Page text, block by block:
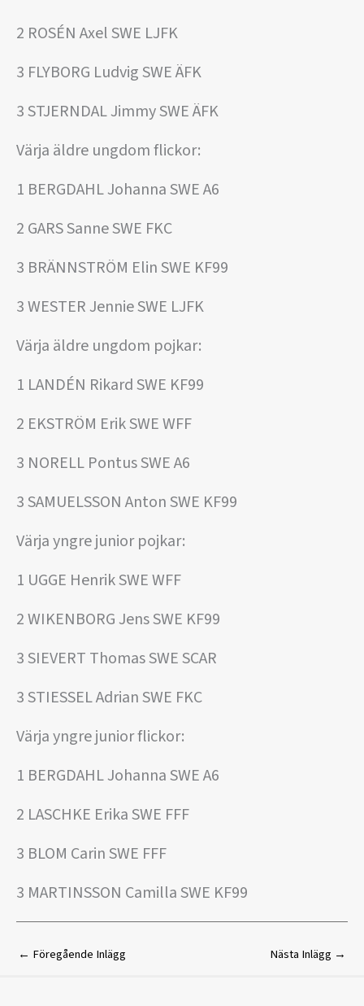
2 ROSÉN Axel SWE LJFK
3 FLYBORG Ludvig SWE ÄFK
3 STJERNDAL Jimmy SWE ÄFK
Värja äldre ungdom flickor:
1 BERGDAHL Johanna SWE A6
2 GARS Sanne SWE FKC
3 BRÄNNSTRÖM Elin SWE KF99
3 WESTER Jennie SWE LJFK
Värja äldre ungdom pojkar:
1 LANDÉN Rikard SWE KF99
2 EKSTRÖM Erik SWE WFF
3 NORELL Pontus SWE A6
3 SAMUELSSON Anton SWE KF99
Värja yngre junior pojkar:
1 UGGE Henrik SWE WFF
2 WIKENBORG Jens SWE KF99
3 SIEVERT Thomas SWE SCAR
3 STIESSEL Adrian SWE FKC
Värja yngre junior flickor:
1 BERGDAHL Johanna SWE A6
2 LASCHKE Erika SWE FFF
3 BLOM Carin SWE FFF
3 MARTINSSON Camilla SWE KF99
← Föregående Inlägg Nästa Inlägg →